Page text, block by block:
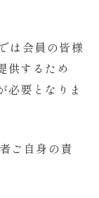
会員の皆様
供するため
必要となりま
ご自身の責